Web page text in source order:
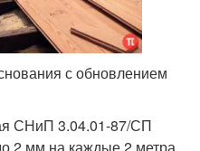
с обновлением
СНиП 3.04.01-87/СП
2 мм на каждые 2 метра